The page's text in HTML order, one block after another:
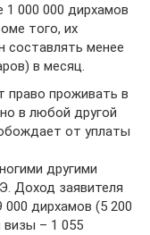
000 000 дирхамов
того, их
составлять менее
в месяц.
право проживать в
в любой другой
от уплаты
другими
Доход заявителя
дирхамов (5 200
– 1 055